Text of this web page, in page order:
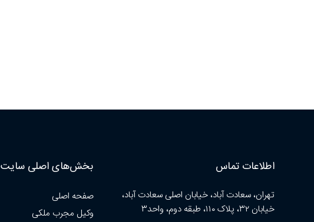
اطلاعات تماس
تهران، سعادت آباد، خیابان اصلی سعادت آباد،
خیابان ۳۲، پلاک ۱۱۰، طبقه دوم، واحد۳
بخش‌های اصلی سایت
صفحه اصلی
وکیل مجرب ملکی